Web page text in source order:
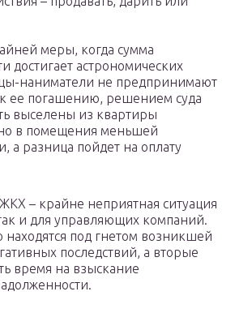
меры, когда сумма
достигает астрономических
наниматели не предпринимают
ее погашению, решением суда
выселены из квартиры
в помещения меньшей
а разница пойдет на оплату
– крайне неприятная ситуация
и для управляющих компаний.
под гнетом возникшей
последствий, а вторые
время на взыскание